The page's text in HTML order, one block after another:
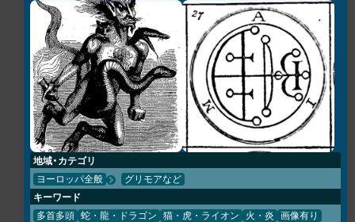
地域・カテゴリ
ヨーロッパ全般 グリモアなど
キーワード
多首多頭 蛇・龍・ドラゴン 猫・虎・ライオン 火・炎 画像有り